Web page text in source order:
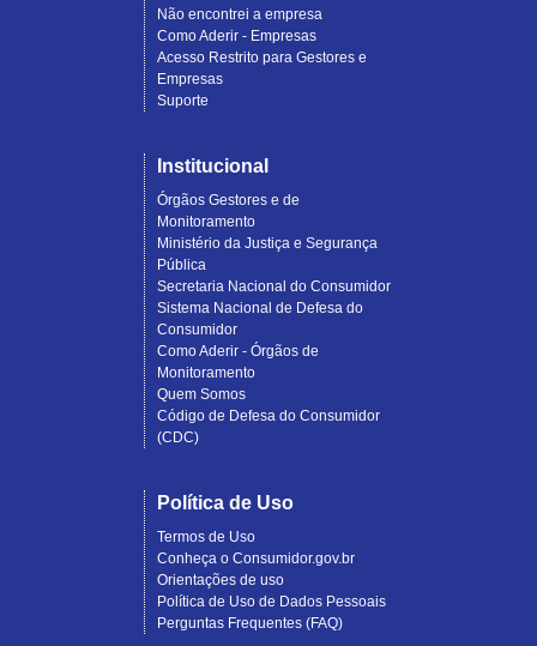
Não encontrei a empresa
Como Aderir - Empresas
Acesso Restrito para Gestores e
Empresas
Suporte
Institucional
Órgãos Gestores e de
Monitoramento
Ministério da Justiça e Segurança
Pública
Secretaria Nacional do Consumidor
Sistema Nacional de Defesa do
Consumidor
Como Aderir - Órgãos de
Monitoramento
Quem Somos
Código de Defesa do Consumidor
(CDC)
Política de Uso
Termos de Uso
Conheça o Consumidor.gov.br
Orientações de uso
Política de Uso de Dados Pessoais
Perguntas Frequentes (FAQ)